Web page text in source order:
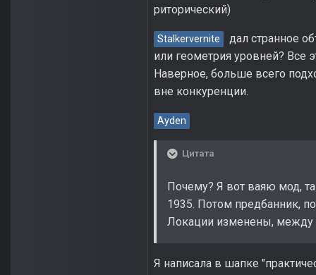
риторический)
Stalkervernite
дал странное
или геометрия уровней? Все
Наверное, больше всего
вне конкуренции.
Ayden
Цитата
Почему? Я вот ваяю мод,
1935. Потом предбанник,
Локации изменены, между
Я написала в шапке